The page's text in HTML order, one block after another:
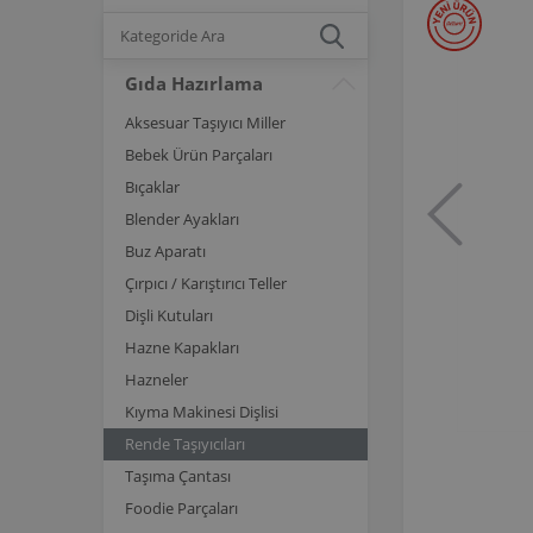
Gıda Hazırlama
Aksesuar Taşıyıcı Miller
Bebek Ürün Parçaları
Bıçaklar
Blender Ayakları
Buz Aparatı
Çırpıcı / Karıştırıcı Teller
Dişli Kutuları
Hazne Kapakları
Hazneler
Kıyma Makinesi Dişlisi
Rende Taşıyıcıları
Taşıma Çantası
Foodie Parçaları